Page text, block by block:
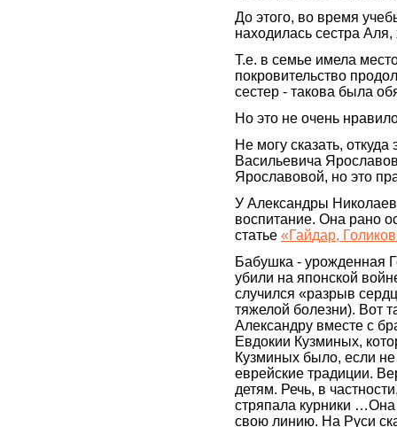
До этого, во время
находилась сестра
Т.е. в семье имела
покровительство
сестер - такова была
Но это не очень
Не могу сказать,
Васильевича
Ярославовой, но это
У Александры
воспитание. Она рано
статье «Гайдар,
Бабушка - урожденная
убили на японской
случился «разрыв
тяжелой болезни). Вот
Александру вместе с
Евдокии Кузминых,
Кузминых было, если
еврейские традиции.
детям. Речь, в
стряпала курники
свою линию. На Руси